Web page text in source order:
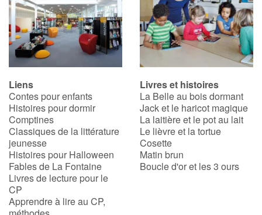
Liens
Contes pour enfants
Histoires pour dormir
Comptines
Classiques de la littérature
jeunesse
Histoires pour Halloween
Fables de La Fontaine
Livres de lecture pour le
CP
Apprendre à lire au CP,
Livres et histoires
La Belle au bois dormant
Jack et le haricot magique
La laitière et le pot au lait
Le lièvre et la tortue
Cosette
Matin brun
Boucle d'or et les 3 ours